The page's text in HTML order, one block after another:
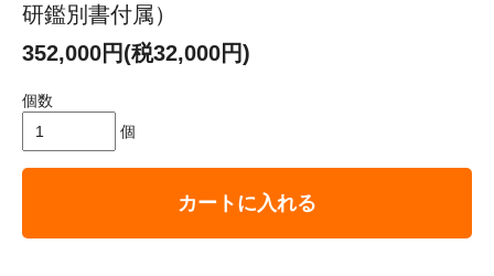
研鑑別書付属）
352,000円(税32,000円)
個数
個
カートに入れる